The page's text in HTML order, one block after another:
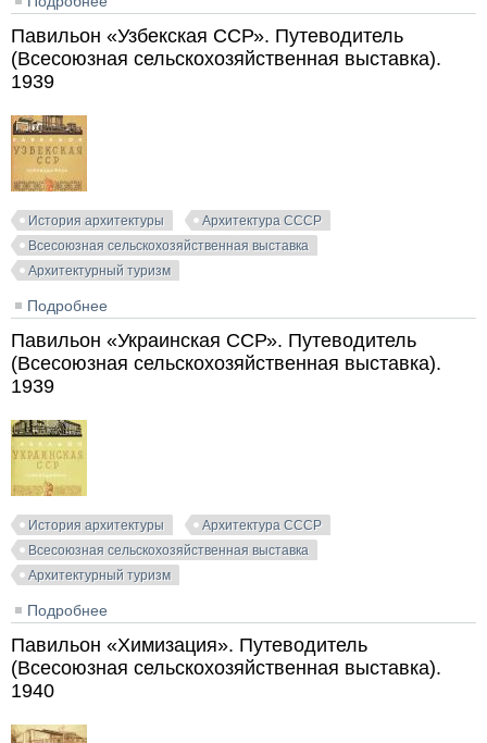
Павильон «Узбекская ССР». Путеводитель
(Всесоюзная сельскохозяйственная выставка).
1939
История архитектуры
Архитектура СССР
Всесоюзная сельскохозяйственная выставка
Архитектурный туризм
Подробнее
Павильон «Украинская ССР». Путеводитель
(Всесоюзная сельскохозяйственная выставка).
1939
История архитектуры
Архитектура СССР
Всесоюзная сельскохозяйственная выставка
Архитектурный туризм
Подробнее
Павильон «Химизация». Путеводитель
(Всесоюзная сельскохозяйственная выставка).
1940